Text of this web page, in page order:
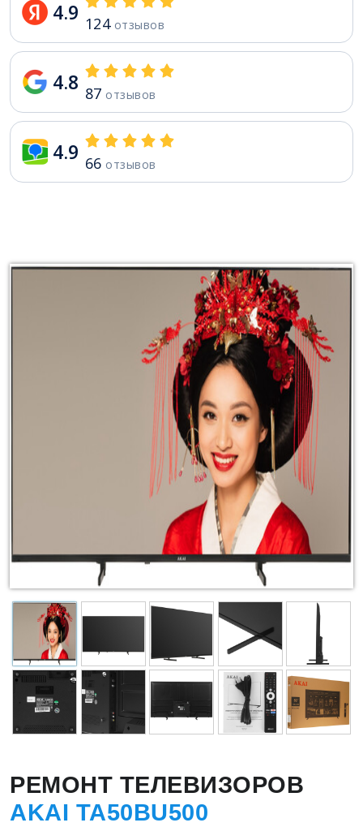
4.9 124отзывов
4.8 87 отзывов
4.9 66 отзывов
РЕМОНТ ТЕЛЕВИЗОРОВ
AKAI TA50BU500